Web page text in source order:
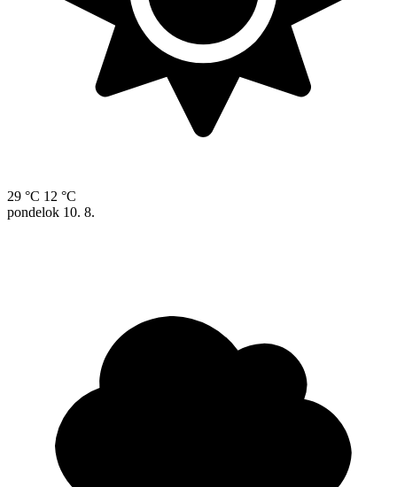
29 °C 12 °C
pondelok 10. 8.